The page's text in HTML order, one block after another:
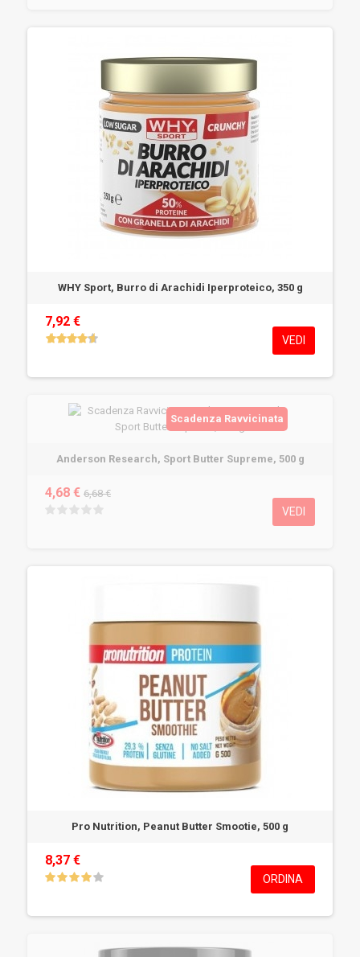
WHY Sport, Burro di Arachidi Iperproteico, 350 g
7,92 €
VEDI
Scadenza Ravvicinata
Anderson Research, Sport Butter Supreme, 500 g
4,68 € 6,68 €
VEDI
Pro Nutrition, Peanut Butter Smootie, 500 g
8,37 €
ORDINA